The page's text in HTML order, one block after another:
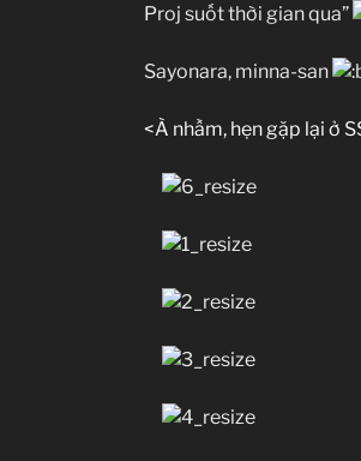
Proj suốt thời gian qua”
Sayonara, minna-san
<À nhầm, hẹn gặp lại ở